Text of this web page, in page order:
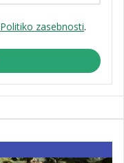
Politiko zasebnosti.